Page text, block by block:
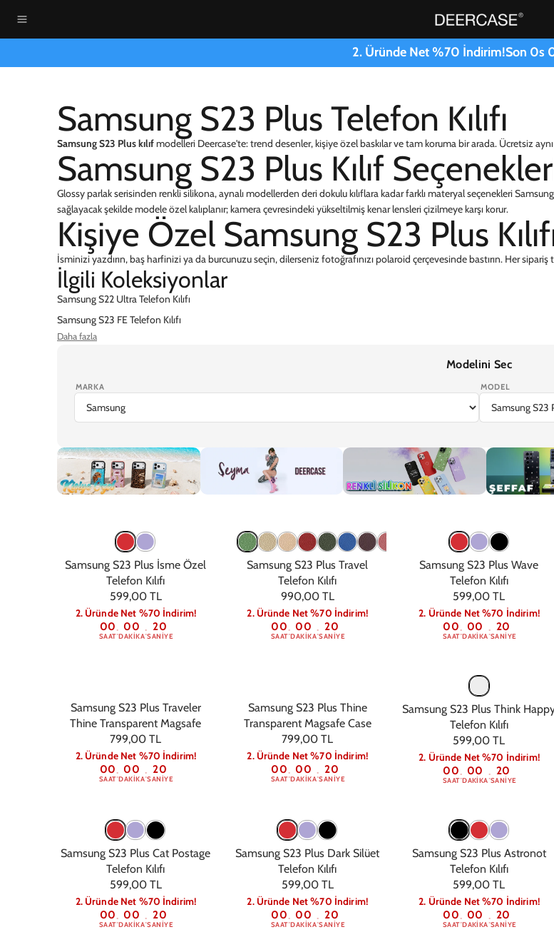
2. Üründe Net %70 İndirim!Son0s
Samsung S23 Plus Telefon Kılıfı
Samsung S23 Plus kılıfmodelleri Deercase'te: trend desenler, kişiye özel baskılar ve tam koruma bir arada. Ücretsiz
Samsung S23 Plus Kılıf
Glossy parlak serisinden renkli silikona, aynalı modellerden deri dokulu kılıflara kadar farklı materyal seçenekleri
sağlayacak şekilde modele özel kalıplanır; kamera çevresindeki yükseltilmiş kenar lensleri çizilmeye karşı korur.
Kişiye Özel Samsung S23 Plus
İsminizi yazdırın, baş harfinizi ya da burcunuzu seçin, dilerseniz fotoğrafınızı polaroid çerçevesinde bastırın. Her sipariş
İlgili Koleksiyonlar
Samsung S22 Ultra Telefon Kılıfı
Samsung S23 FE Telefon Kılıfı
Samsung S23 Telefon Kılıfı
Daha fazla
Modelini Sec
MARKA MODEL
Samsung S23 Plus İsme Özel
Telefon Kılıfı
599,00 TL
2. Üründe Net %70 İndirim!
00
SAAT: 00
DAKIKA: 19
SANIYE
Samsung S23 Plus Travel
Telefon Kılıfı
990,00 TL
2. Üründe Net %70 İndirim!
00
SAAT: 00
DAKIKA: 19
SANIYE
Samsung S23 Plus Wave
Telefon Kılıfı
599,00 TL
2. Üründe Net %70 İndirim!
00
SAAT: 00
DAKIKA: 19
SANIYE
Samsung S23 Plus Traveler
Thine Transparent Magsafe
799,00 TL
2. Üründe Net %70 İndirim!
00
SAAT: 00
DAKIKA: 19
SANIYE
Samsung S23 Plus Thine
Transparent Magsafe Case
799,00 TL
2. Üründe Net %70 İndirim!
00
SAAT: 00
DAKIKA: 19
SANIYE
Samsung S23 Plus Think
Telefon Kılıfı
599,00 TL
2. Üründe Net %70 İndirim!
00
SAAT: 00
DAKIKA: 19
SANIYE
Samsung S23 Plus Cat Postage
Telefon Kılıfı
599,00 TL
2. Üründe Net %70 İndirim!
00
SAAT: 00
DAKIKA: 19
SANIYE
Samsung S23 Plus Dark Silüet
Telefon Kılıfı
599,00 TL
2. Üründe Net %70 İndirim!
00
SAAT: 00
DAKIKA: 19
SANIYE
Samsung S23 Plus Astronot
Telefon Kılıfı
599,00 TL
2. Üründe Net %70 İndirim!
00
SAAT: 00
DAKIKA: 19
SANIYE